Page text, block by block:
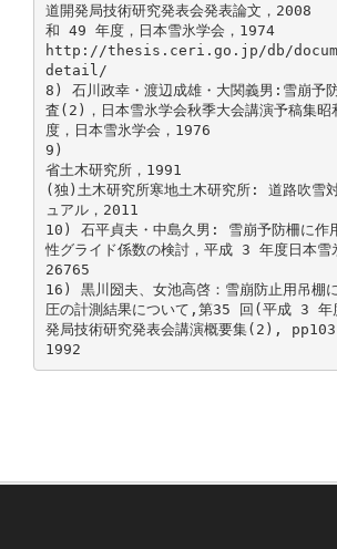
道開発局技術研究発表会発表論文，2008
和 49 年度，日本雪氷学会，1974
http://thesis.ceri.go.jp/db/
detail/
8) 石川政幸・渡辺成雄・大関義男:雪崩予
査(2)，日本雪氷学会秋季大会講演予稿集
度，日本雪氷学会，1976
9)
省土木研究所，1991
(独)土木研究所寒地土木研究所: 道路吹雪
ュアル，2011
10) 石平貞夫・中島久男: 雪崩予防柵に作
性グライド係数の検討，平成 3 年度日本雪
26765
16) 黒川圀夫、女池高啓：雪崩防止用吊棚
圧の計測結果について,第35 回(平成 3 年
発局技術研究発表会講演概要集(2),